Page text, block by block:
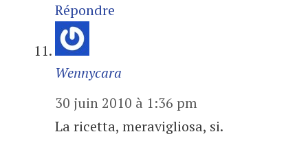
Répondre
Wennycara
30 juin 2010 à 1:36 pm
La ricetta, meravigliosa, si.